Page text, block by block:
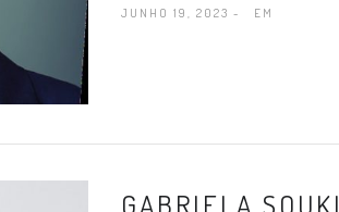
JUNHO 19, 2023 - EM
GABRIELA SOUKI